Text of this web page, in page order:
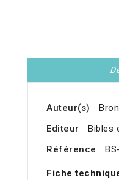
Auteur(s)
Editeur
Bibles
Référence
Fiche